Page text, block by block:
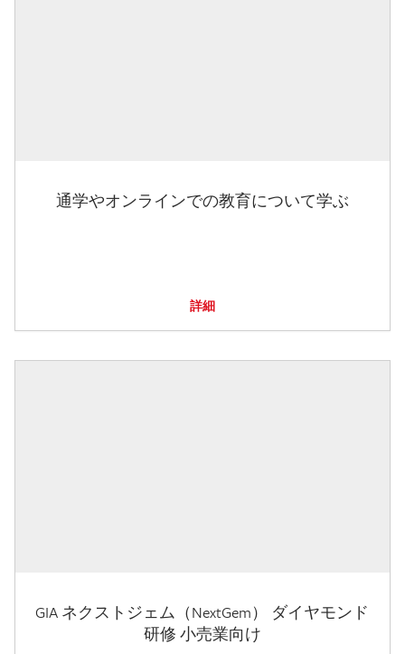
通学やオンラインでの教育について学ぶ
詳細
GIA ネクストジェム（NextGem） ダイヤモンド
研修 小売業向け